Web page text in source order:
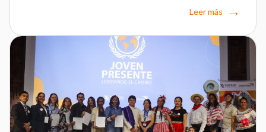
Leer más